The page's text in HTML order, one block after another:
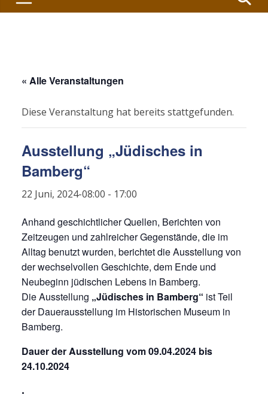
« Alle Veranstaltungen
Diese Veranstaltung hat bereits stattgefunden.
Ausstellung „Jüdisches in
Bamberg“
22 Juni, 2024-08:00 - 17:00
Anhand geschichtlicher Quellen, Berichten von
Zeitzeugen und zahlreicher Gegenstände, die im
Alltag benutzt wurden, berichtet die Ausstellung von
der wechselvollen Geschichte, dem Ende und
Neubeginn jüdischen Lebens in Bamberg.
Die Ausstellung „Jüdisches in Bamberg“ ist Teil
der Dauerausstellung im Historischen Museum in
Bamberg.
Dauer der Ausstellung vom 09.04.2024 bis
24.10.2024
.